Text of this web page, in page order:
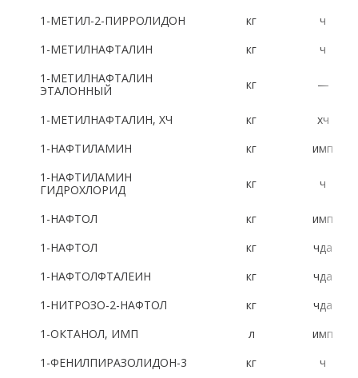
Цифры:
2 3 4 7
0
1-МЕТИЛ-2-ПИРРОЛИДОН
кг
ч
1-МЕТИЛНАФТАЛИН
кг
ч
1-МЕТИЛНАФТАЛИН
ЭТАЛОННЫЙ
кг —
1-МЕТИЛНАФТАЛИН, ХЧ кг
хч
1-НАФТИЛАМИН
кг
имп
1-НАФТИЛАМИН
ГИДРОХЛОРИД
кг ч
1-НАФТОЛ кг
имп
1-НАФТОЛ
кг
чда
1-НАФТОЛФТАЛЕИН
кг
чда
1-НИТРОЗО-2-НАФТОЛ
кг
чда
1-ОКТАНОЛ, ИМП
л
имп
1-ФЕНИЛПИРАЗОЛИДОН-3
кг ч